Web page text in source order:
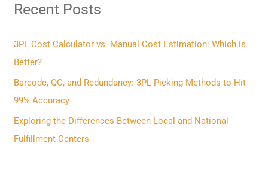
c
f
o
r
:
Recent Posts
3PL Cost Calculator vs. Manual Cost Estimation: Which is
Better?
Barcode, QC, and Redundancy: 3PL Picking Methods to Hit
99% Accuracy
Exploring the Differences Between Local and National
Fulfillment Centers